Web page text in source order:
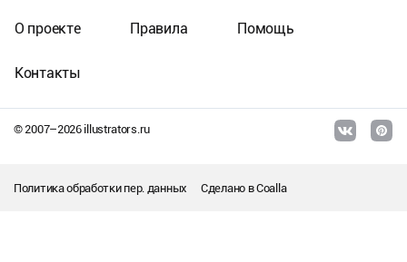
© 2007–2026illustrators.ru
О проекте Правила Помощь
Контакты
Политика обработки пер. данных Сделано вCoalla